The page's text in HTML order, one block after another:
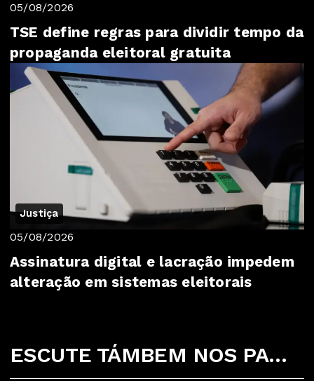
05/08/2026
TSE define regras para dividir tempo da
propaganda eleitoral gratuita
Justiça
05/08/2026
Assinatura digital e lacração impedem
alteração em sistemas eleitorais
ESCUTE TÁMBEM NOS PARCEIROS ABAIXO